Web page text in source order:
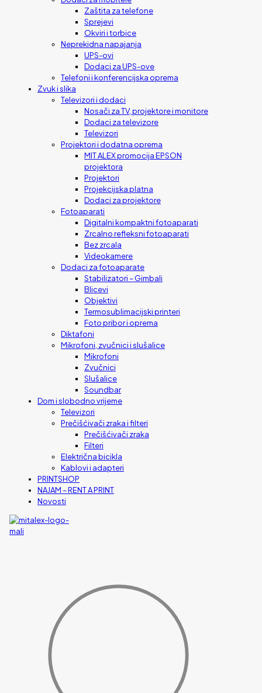
Zaštita za telefone
Sprejevi
Okviri i torbice
Neprekidna napajanja
UPS-ovi
Dodaci za UPS-ove
Telefoni i konferencijska oprema
Zvuk i slika
Televizori i dodaci
Nosači za TV, projektore i monitore
Dodaci za televizore
Televizori
Projektori i dodatna oprema
MIT ALEX promocija EPSON
projektora
Projektori
Projekcijska platna
Dodaci za projektore
Fotoaparati
Digitalni kompaktni fotoaparati
Zrcalno refleksni fotoaparati
Bez zrcala
Videokamere
Dodaci za fotoaparate
Stabilizatori – Gimbali
Blicevi
Objektivi
Termosublimacijski printeri
Foto pribor i oprema
Diktafoni
Mikrofoni, zvučnici i slušalice
Mikrofoni
Zvučnici
Slušalice
Soundbar
Dom i slobodno vrijeme
Televizori
Prečišćivači zraka i filteri
Prečišćivači zraka
Filteri
Električna bicikla
Kablovi i adapteri
PRINTSHOP
NAJAM – RENT A PRINT
Novosti